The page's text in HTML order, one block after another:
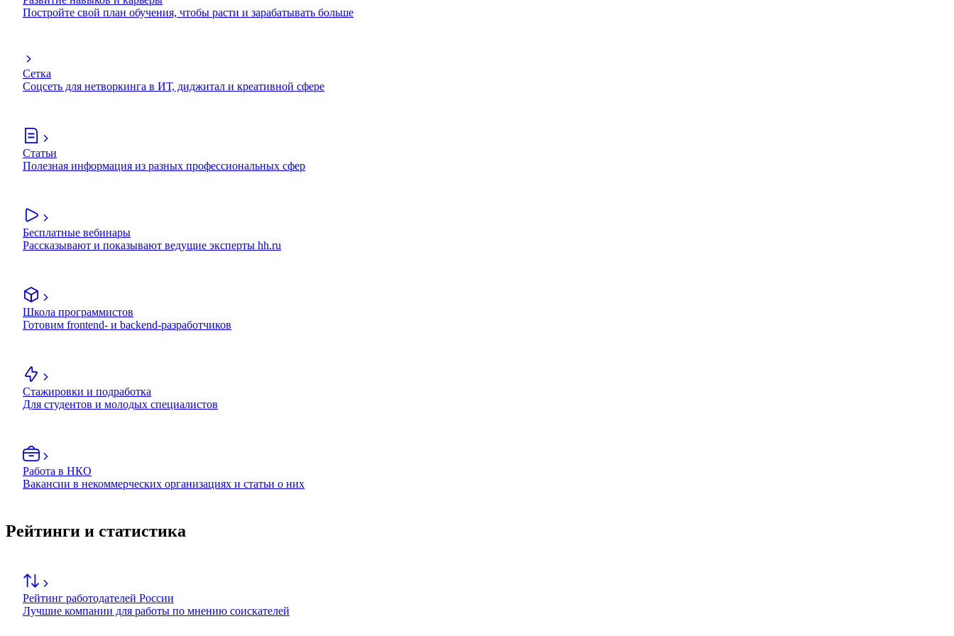
Постройте свой план обучения, чтобы расти и зарабатывать больше
Сетка
Соцсеть для нетворкинга в ИТ, диджитал и креативной сфере
Статьи
Полезная информация из разных профессиональных сфер
Бесплатные вебинары
Рассказывают и показывают ведущие эксперты hh.ru
Школа программистов
Готовим frontend- и backend-разработчиков
Стажировки и подработка
Для студентов и молодых специалистов
Работа в НКО
Вакансии в некоммерческих организациях и статьи о них
Рейтинги и статистика
Рейтинг работодателей России
Лучшие компании для работы по мнению соискателей